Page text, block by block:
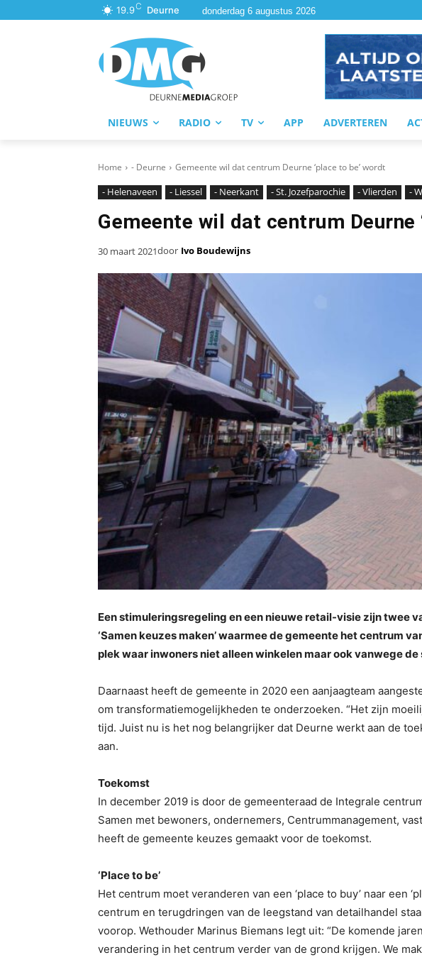
19.9C Deurne donderdag 6 augustus 2026
NIEUWS RADIO TV APP ADVERTEREN
Home - Deurne Gemeente wil dat centrum Deurne ‘place to be’ wordt
- Helenaveen - Liessel - Neerkant - St. Jozefparochie - Vlierden -
Gemeente wil dat centrum Deurne
30 maart 2021door Ivo Boudewijns
Een stimuleringsregeling en een nieuwe retail-visie zijn twee
‘Samen keuzes maken’ waarmee de gemeente het centrum
plek waar inwoners niet alleen winkelen maar ook vanwege
Daarnaast heeft de gemeente in 2020 een aanjaagteam
om transformatiemogelijkheden te onderzoeken. “Het zijn
tijd. Juist nu is het nog belangrijker dat Deurne werkt aan de
aan.
Toekomst
In december 2019 is door de gemeenteraad de Integrale
Samen met bewoners, ondernemers, Centrummanagement,
heeft de gemeente keuzes gemaakt voor de toekomst.
‘Place to be’
Het centrum moet veranderen van een ‘place to buy’ naar een
centrum en terugdringen van de leegstand van detailhandel
voorop. Wethouder Marinus Biemans legt uit: “De komende
verandering in het centrum verder van de grond krijgen. We